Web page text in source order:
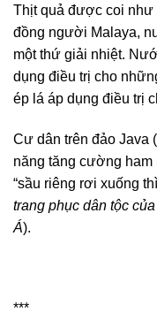
Thịt quả được coi như
đồng người Malaya,
một thứ giải nhiệt.
dụng điều trị cho
ép lá áp dụng điều trị
Cư dân trên đảo Java
năng tăng cường ham
“sầu riêng rơi xuống thì
trang phục dân tộc
Á).
***